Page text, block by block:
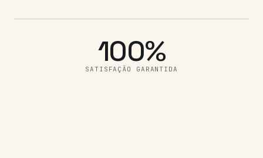
100%
SATISFAÇÃO GARANTIDA